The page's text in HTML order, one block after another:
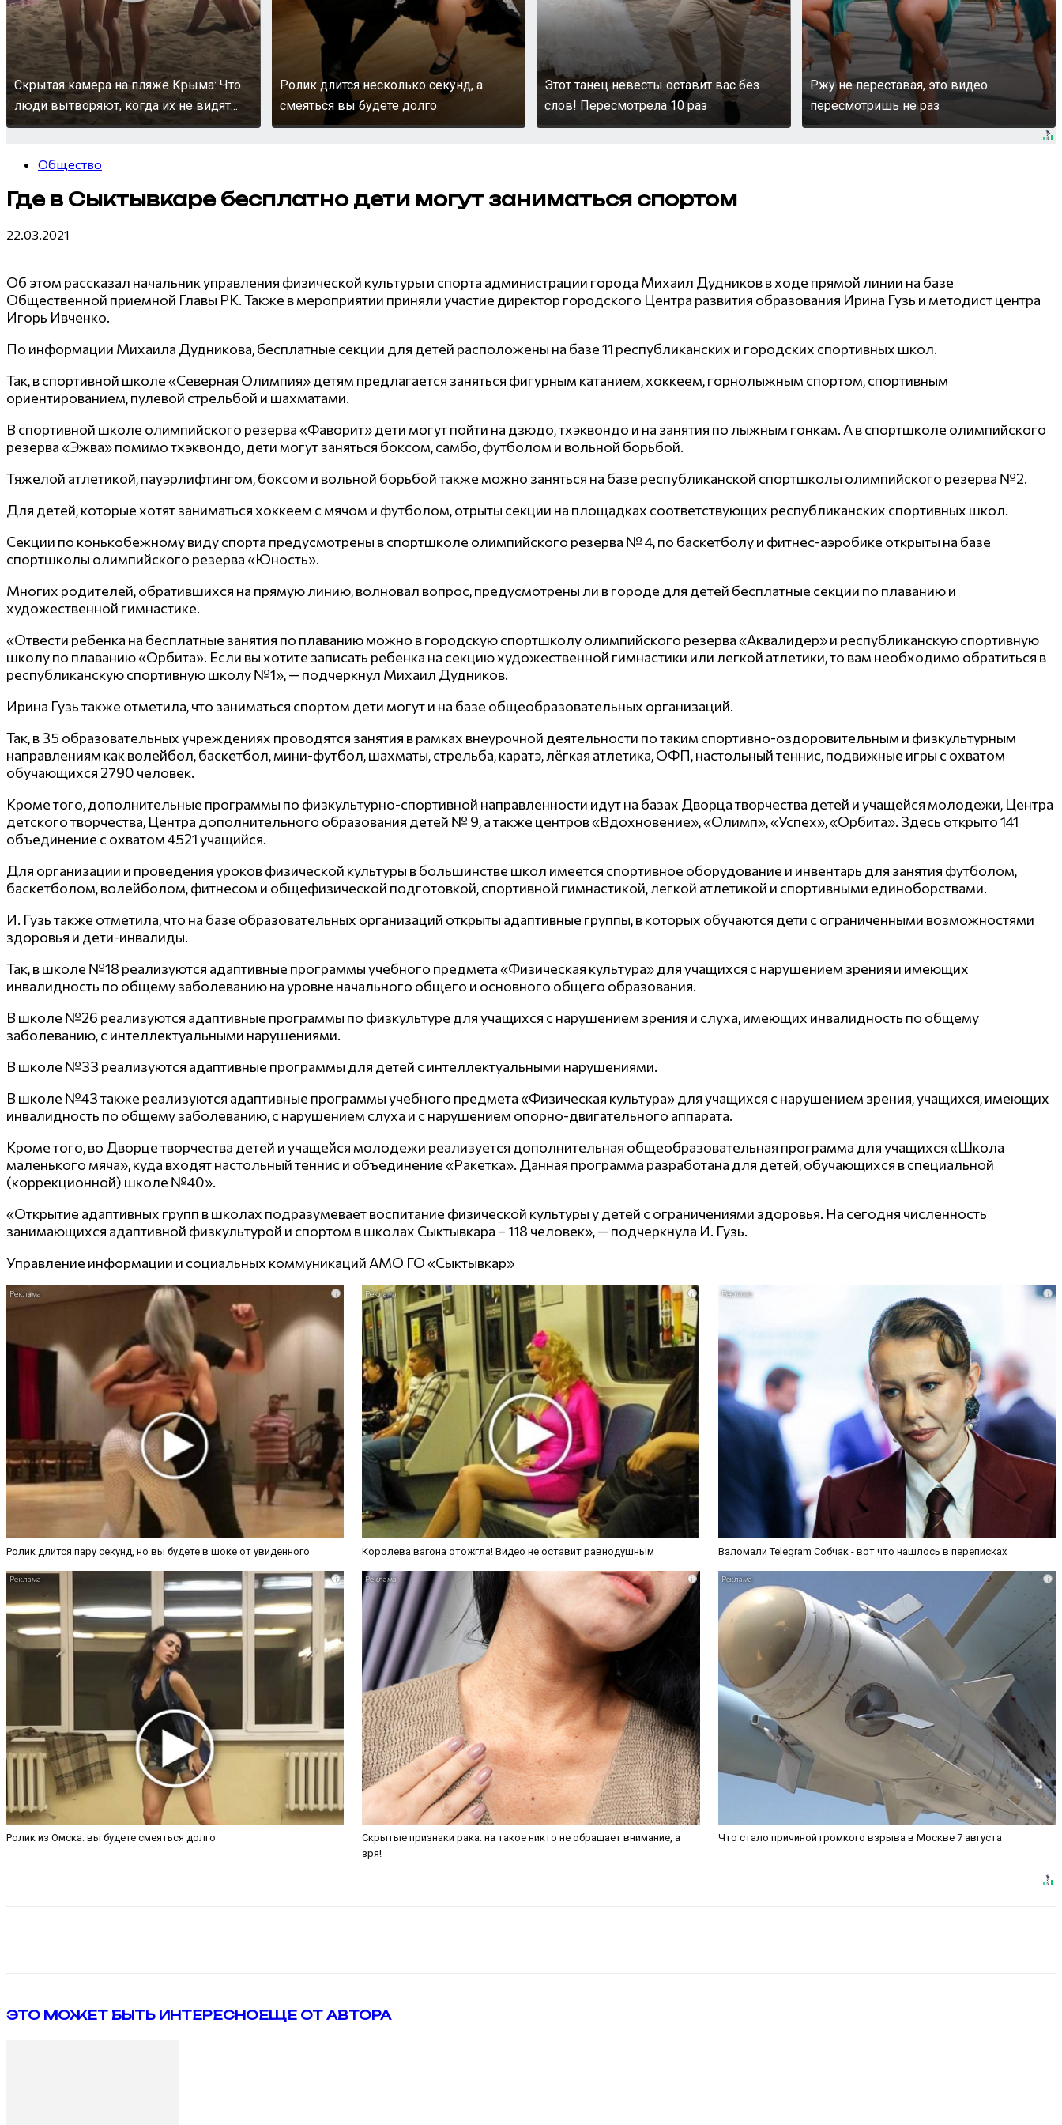
Скрытая камера на пляже Крыма: Что
люди вытворяют, когда их не видят...
Ролик длится несколько секунд, а
смеяться вы будете долго
Этот танец невесты оставит вас без
слов! Пересмотрела 10 раз
Ржу не переставая, это видео
пересмотришь не раз
Общество
Где в Сыктывкаре бесплатно дети могут заниматься спортом
22.03.2021
Об этом рассказал начальник управления физической культуры и спорта администрации города Михаил Дудников в ходе прямой линии на базе
Общественной приемной Главы РК. Также в мероприятии приняли участие директор городского Центра развития образования Ирина Гузь и методист центра
Игорь Ивченко.
По информации Михаила Дудникова, бесплатные секции для детей расположены на базе 11 республиканских и городских спортивных школ.
Так, в спортивной школе «Северная Олимпия» детям предлагается заняться фигурным катанием, хоккеем, горнолыжным спортом, спортивным
ориентированием, пулевой стрельбой и шахматами.
В спортивной школе олимпийского резерва «Фаворит» дети могут пойти на дзюдо, тхэквондо и на занятия по лыжным гонкам. А в спортшколе олимпийского
резерва «Эжва» помимо тхэквондо, дети могут заняться боксом, самбо, футболом и вольной борьбой.
Тяжелой атлетикой, пауэрлифтингом, боксом и вольной борьбой также можно заняться на базе республиканской спортшколы олимпийского резерва №2.
Для детей, которые хотят заниматься хоккеем с мячом и футболом, отрыты секции на площадках соответствующих республиканских спортивных школ.
Секции по конькобежному виду спорта предусмотрены в спортшколе олимпийского резерва № 4, по баскетболу и фитнес-аэробике открыты на базе
спортшколы олимпийского резерва «Юность».
Многих родителей, обратившихся на прямую линию, волновал вопрос, предусмотрены ли в городе для детей бесплатные секции по плаванию и
художественной гимнастике.
«Отвести ребенка на бесплатные занятия по плаванию можно в городскую спортшколу олимпийского резерва «Аквалидер» и республиканскую спортивную
школу по плаванию «Орбита». Если вы хотите записать ребенка на секцию художественной гимнастики или легкой атлетики, то вам необходимо обратиться в
республиканскую спортивную школу №1», — подчеркнул Михаил Дудников.
Ирина Гузь также отметила, что заниматься спортом дети могут и на базе общеобразовательных организаций.
Так, в 35 образовательных учреждениях проводятся занятия в рамках внеурочной деятельности по таким спортивно-оздоровительным и физкультурным
направлениям как волейбол, баскетбол, мини-футбол, шахматы, стрельба, каратэ, лёгкая атлетика, ОФП, настольный теннис, подвижные игры с охватом
обучающихся 2790 человек.
Кроме того, дополнительные программы по физкультурно-спортивной направленности идут на базах Дворца творчества детей и учащейся молодежи, Центра
детского творчества, Центра дополнительного образования детей № 9, а также центров «Вдохновение», «Олимп», «Успех», «Орбита». Здесь открыто 141
объединение с охватом 4521 учащийся.
Для организации и проведения уроков физической культуры в большинстве школ имеется спортивное оборудование и инвентарь для занятия футболом,
баскетболом, волейболом, фитнесом и общефизической подготовкой, спортивной гимнастикой, легкой атлетикой и спортивными единоборствами.
И. Гузь также отметила, что на базе образовательных организаций открыты адаптивные группы, в которых обучаются дети с ограниченными возможностями
здоровья и дети-инвалиды.
Так, в школе №18 реализуются адаптивные программы учебного предмета «Физическая культура» для учащихся с нарушением зрения и имеющих
инвалидность по общему заболеванию на уровне начального общего и основного общего образования.
В школе №26 реализуются адаптивные программы по физкультуре для учащихся с нарушением зрения и слуха, имеющих инвалидность по общему
заболеванию, с интеллектуальными нарушениями.
В школе №33 реализуются адаптивные программы для детей с интеллектуальными нарушениями.
В школе №43 также реализуются адаптивные программы учебного предмета «Физическая культура» для учащихся с нарушением зрения, учащихся, имеющих
инвалидность по общему заболеванию, с нарушением слуха и с нарушением опорно-двигательного аппарата.
Кроме того, во Дворце творчества детей и учащейся молодежи реализуется дополнительная общеобразовательная программа для учащихся «Школа
маленького мяча», куда входят настольный теннис и объединение «Ракетка». Данная программа разработана для детей, обучающихся в специальной
(коррекционной) школе №40».
«Открытие адаптивных групп в школах подразумевает воспитание физической культуры у детей с ограничениями здоровья. На сегодня численность
занимающихся адаптивной физкультурой и спортом в школах Сыктывкара – 118 человек», — подчеркнула И. Гузь.
Управление информации и социальных коммуникаций АМО ГО «Сыктывкар»
i
Ролик длится пару секунд, но вы будете в шоке от увиденного
i
Королева вагона отожгла! Видео не оставит равнодушным
i
Взломали Telegram Собчак - вот что нашлось в переписках
i
Ролик из Омска: вы будете смеяться долго
i
Скрытые признаки рака: на такое никто не обращает внимание, а
зря!
i
Что стало причиной громкого взрыва в Москве 7 августа
ЭТО МОЖЕТ БЫТЬ ИНТЕРЕСНОЕЩЕ ОТ АВТОРА